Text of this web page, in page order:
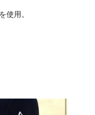
使用。